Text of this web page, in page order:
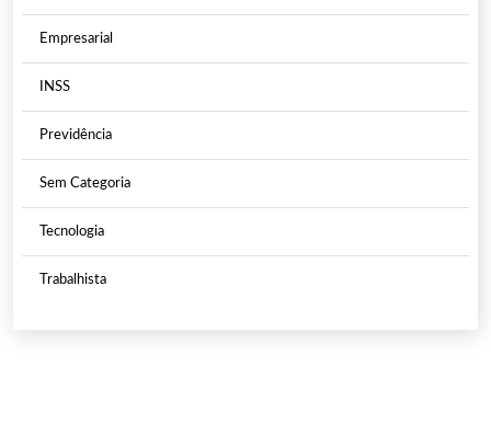
Empresarial
INSS
Previdência
Sem Categoria
Tecnologia
Trabalhista